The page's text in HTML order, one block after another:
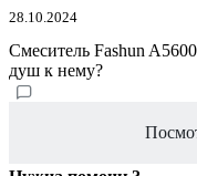
28.10.2024
Смеситель Fashun
душ к нему?